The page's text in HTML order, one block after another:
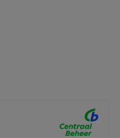
maten,
vrijblijvend. Er